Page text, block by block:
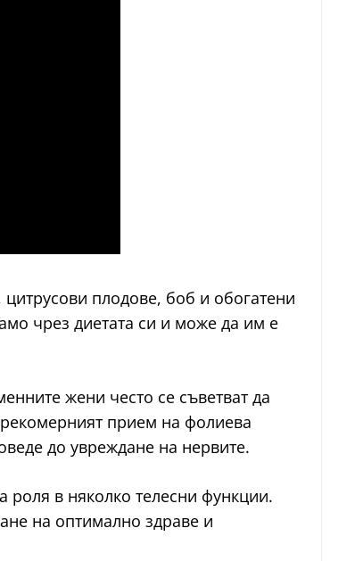
плодове, боб и обогатени
чрез диетата си и може да им е
жени често се съветват да
прием на фолиева
до увреждане на нервите.
роля в няколко телесни функции.
на оптимално здраве и